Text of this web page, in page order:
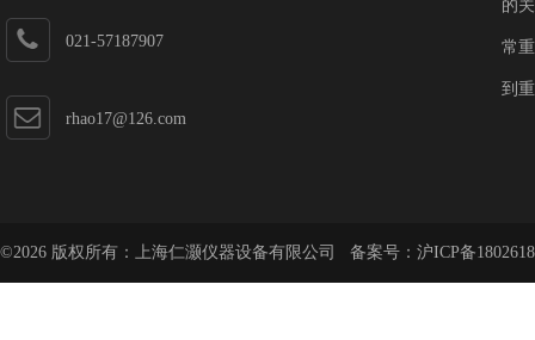
021-57187907
rhao17@126.com
的
常
到
©2026 版权所有：上海仁灏仪器设备有限公司 备案号： 沪ICP备